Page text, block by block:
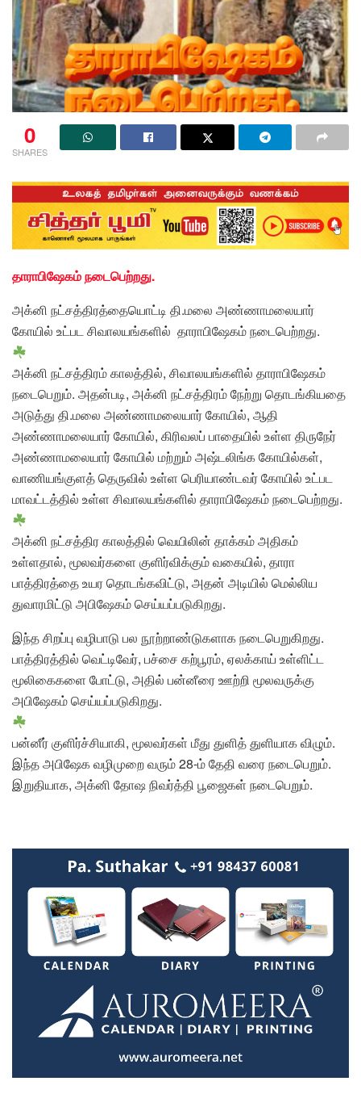
0
SHARES
தாராபிஷேகம் நடைபெற்றது.
அக்னி நட்சத்திரத்தையொட்டி தி.மலை அண்ணாமலையார்
கோயில் உட்பட சிவாலயங்களில் தாராபிஷேகம் நடைபெற்றது.
அக்னி நட்சத்திரம் காலத்தில், சிவாலயங்களில் தாராபிஷேகம்
நடைபெறும். அதன்படி, அக்னி நட்சத்திரம் நேற்று தொடங்கியதை
அடுத்து தி.மலை அண்ணாமலையார் கோயில், ஆதி
அண்ணாமலையார் கோயில், கிரிவலப் பாதையில் உள்ள திருநேர்
அண்ணாமலையார் கோயில் மற்றும் அஷ்டலிங்க கோயில்கள்,
வாணியங்குளத் தெருவில் உள்ள பெரியாண்டவர் கோயில் உட்பட
மாவட்டத்தில் உள்ள சிவாலயங்களில் தாராபிஷேகம் நடைபெற்றது.
அக்னி நட்சத்திர காலத்தில் வெயிலின் தாக்கம் அதிகம்
உள்ளதால், மூலவர்களை குளிர்விக்கும் வகையில், தாரா
பாத்திரத்தை உயர தொடங்கவிட்டு, அதன் அடியில் மெல்லிய
துவாரமிட்டு அபிஷேகம் செய்யப்படுகிறது.
இந்த சிறப்பு வழிபாடு பல நூற்றாண்டுகளாக நடைபெறுகிறது.
பாத்திரத்தில் வெட்டிவேர், பச்சை கற்பூரம், ஏலக்காய் உள்ளிட்ட
மூலிகைகளை போட்டு, அதில் பன்னீரை ஊற்றி மூலவருக்கு
அபிஷேகம் செய்யப்படுகிறது.
பன்னீர் குளிர்ச்சியாகி, மூலவர்கள் மீது துளித் துளியாக விழும்.
இந்த அபிஷேக வழிமுறை வரும் 28-ம் தேதி வரை நடைபெறும்.
இறுதியாக, அக்னி தோஷ நிவர்த்தி பூஜைகள் நடைபெறும்.